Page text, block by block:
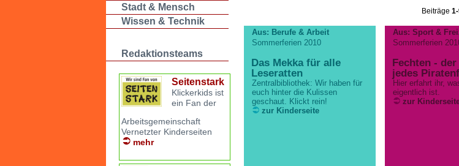
Stadt & Mensch
Wissen & Technik
Redaktionsteams
Seitenstark
Klickerkids ist
ein Fan der
Arbeitsgemeinschaft
Vernetzter Kinderseiten
mehr
Beiträge
Aus: Berufe & Arbeit
Sommerferien 2010
Das Mekka für alle
Leseratten
Zentralbibliothek: Wir haben für
euch hinter die Kulissen
geschaut. Klickt rein!
zur Kinderseite
Aus: Sport &
Sommerferien
Fechten - der
jedes
Hier erfahrt ihr,
eigentlich ist.
zur